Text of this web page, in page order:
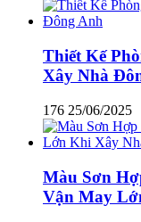
Thiết Kế
Xây Nhà
176 25/06/2025
Màu Sơn
Vận May